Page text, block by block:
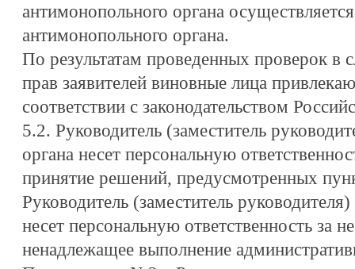
антимонопольного органа
антимонопольного органа.
По результатам проведенных проверок в
прав заявителей виновные лица
соответствии с законодательством
5.2. Руководитель (заместитель
органа несет персональную
принятие решений, предусмотренных
Руководитель (заместитель
несет персональную ответственность за
ненадлежащее выполнение